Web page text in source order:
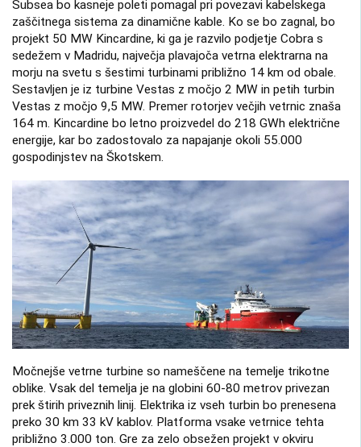
Subsea bo kasneje poleti pomagal pri povezavi kabelskega
zaščitnega sistema za dinamične kable. Ko se bo zagnal, bo
projekt 50 MW Kincardine, ki ga je razvilo podjetje Cobra s
sedežem v Madridu, največja plavajoča vetrna elektrarna na
morju na svetu s šestimi turbinami približno 14 km od obale.
Sestavljen je iz turbine Vestas z močjo 2 MW in petih turbin
Vestas z močjo 9,5 MW. Premer rotorjev večjih vetrnic znaša
164 m. Kincardine bo letno proizvedel do 218 GWh električne
energije, kar bo zadostovalo za napajanje okoli 55.000
gospodinjstev na Škotskem.
Močnejše vetrne turbine so nameščene na temelje trikotne
oblike. Vsak del temelja je na globini 60-80 metrov privezan
prek štirih priveznih linij. Elektrika iz vseh turbin bo prenesena
preko 30 km 33 kV kablov. Platforma vsake vetrnice tehta
približno 3.000 ton. Gre za zelo obsežen projekt v okviru